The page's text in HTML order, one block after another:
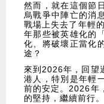
然而，就在這個節
烏戰爭中陣亡的消
戰場上失去了年輕
年那些被英雄化的
化、將破壞正當化
途？
來到2026年，回望
港人，特別是年輕
前的安定。2026年
的堅持，繼續前行。